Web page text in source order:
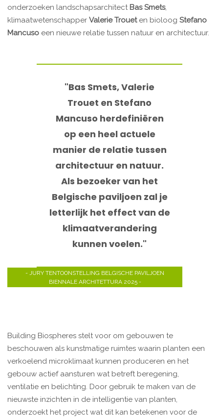
onderzoeken landschapsarchitect Bas Smets,
klimaatwetenschapper Valerie Troueten bioloog Stefano
Mancuso een nieuwe relatie tussen natuur en architectuur.
"Bas Smets, Valerie
Trouet en Stefano
Mancuso herdefiniëren
op een heel actuele
manier de relatie tussen
architectuur en natuur.
Als bezoeker van het
Belgische paviljoen zal je
letterlijk het effect van de
klimaatverandering
kunnen voelen."
- JURY TENTOONSTELLING BELGISCHE PAVILJOEN
BIENNALE ARCHITETTURA 2025 -
Building Biospheres stelt voor om gebouwen te
beschouwen als kunstmatige ruimtes waarin planten een
verkoelend microklimaat kunnen produceren en het
gebouw actief aansturen wat betreft beregening,
ventilatie en belichting. Door gebruik te maken van de
nieuwste inzichten in de intelligentie van planten,
onderzoekt het project wat dit kan betekenen voor de